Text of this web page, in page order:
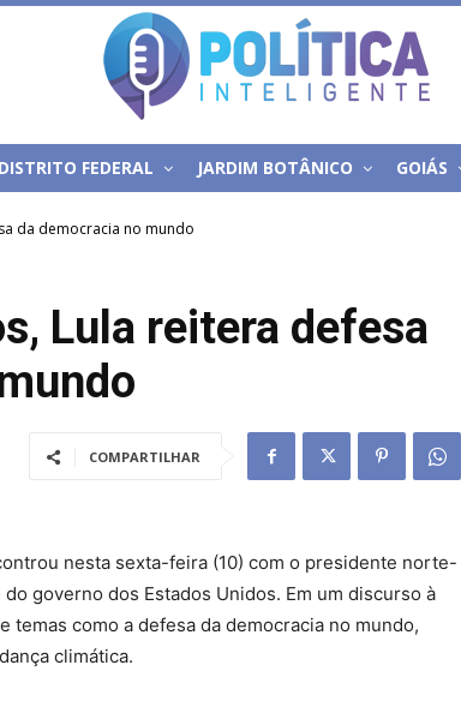
DISTRITO FEDERAL JARDIM BOTÂNICO GOIÁS
da democracia no mundo
Lula reitera defesa
COMPARTILHAR
nesta sexta-feira (10) com o presidente norte-
governo dos Estados Unidos. Em um discurso à
temas como a defesa da democracia no mundo,
climática.